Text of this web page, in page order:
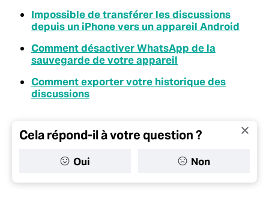
Impossible de transférer les discussions
depuis un iPhone vers un appareil Android
Comment désactiver WhatsApp de la
sauvegarde de votre appareil
Comment exporter votre historique des
discussions
Cela répond-il à votre question ?
Oui Non